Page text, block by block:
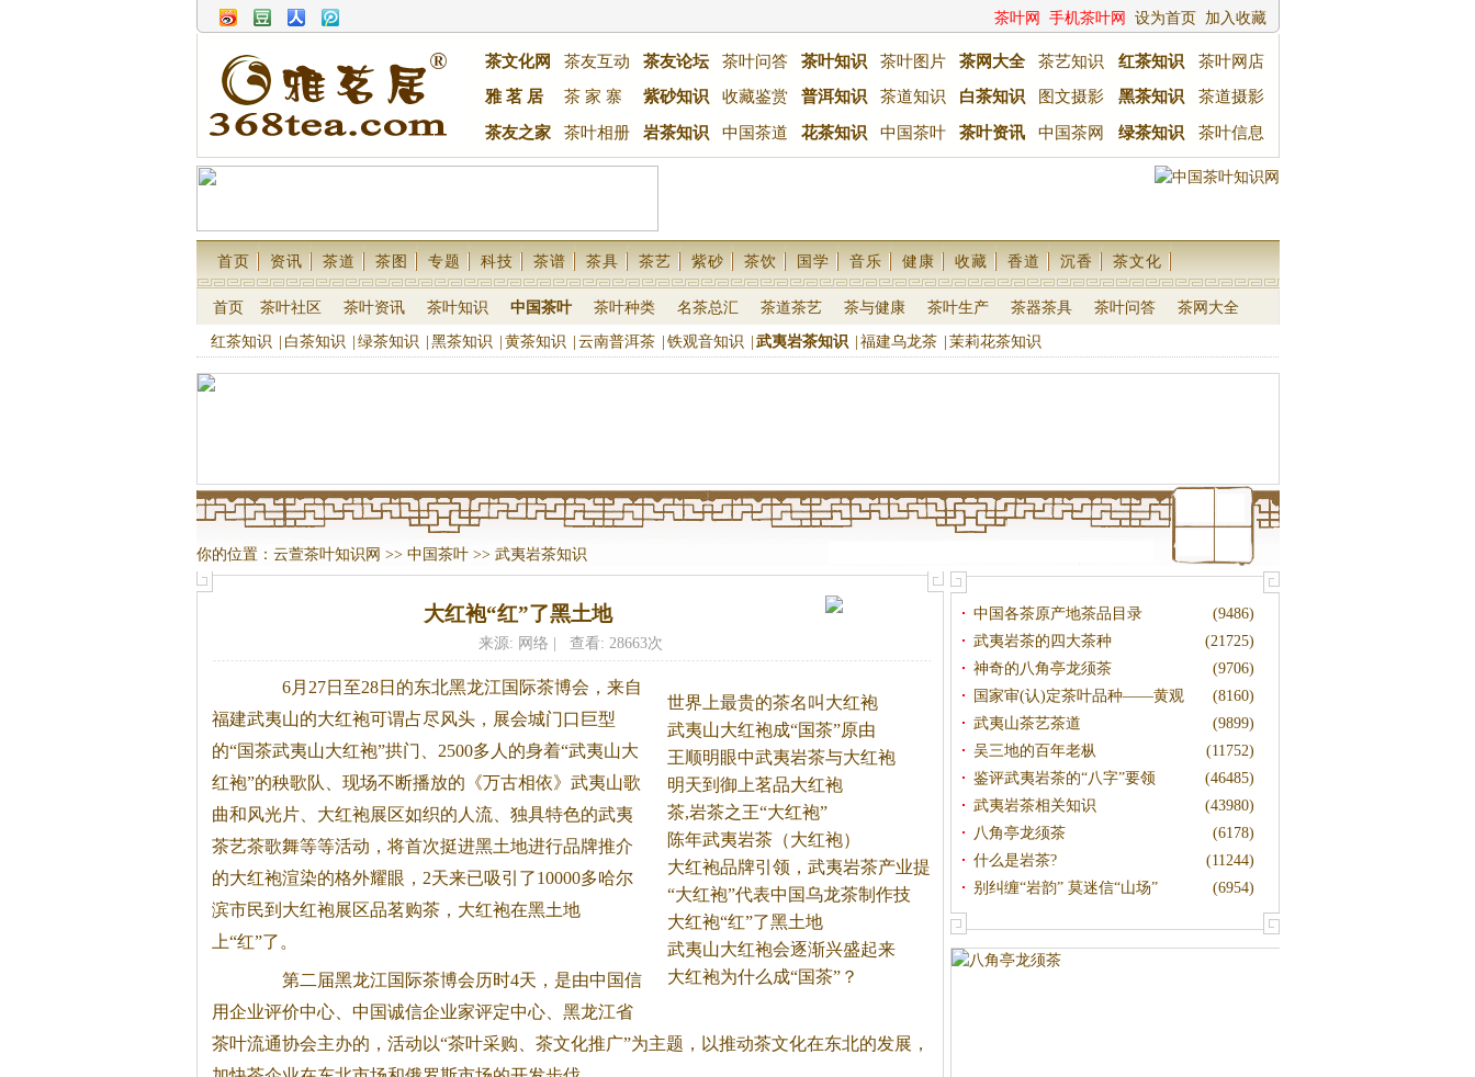
茶叶网 手机茶叶网 设为首页 加入收藏
茶文化网 茶友互动 茶友论坛 茶叶问答 茶叶知识 茶叶图片 茶网大全 茶艺知识 红茶知识
茶叶网店
雅 茗 居
茶 家 寨 紫砂知识 收藏鉴赏 普洱知识 茶道知识 白茶知识 图文摄影 黑茶知识 茶道摄影
茶友之家 茶叶相册 岩茶知识 中国茶道 花茶知识 中国茶叶 茶叶资讯 中国茶网 绿茶知识 茶叶信息
首页 资讯 茶道 茶图 专题 科技 茶谱 茶具 茶艺 紫砂 茶饮 国学 音乐 健康 收藏 香道 沉香 茶文化
首页 茶叶社区 茶叶资讯 茶叶知识 中国茶叶 茶叶种类 名茶总汇 茶道茶艺 茶与健康 茶叶生产 茶器茶具 茶叶问答 茶网大全
红茶知识 白茶知识 绿茶知识 黑茶知识 黄茶知识 云南普洱茶 铁观音知识 武夷岩茶知识 福建乌龙茶 茉莉花茶知识
你的位置： 云萱茶叶知识网 >> 中国茶叶>> 武夷岩茶知识
大红袍“红”了黑土地
来源: 网络 | 查看: 28663次
世界上最贵的茶名叫大红袍
武夷山大红袍成“国茶”原由
王顺明眼中武夷岩茶与大红袍
明天到御上茗品大红袍
茶,岩茶之王“大红袍”
陈年武夷岩茶（大红袍）
大红袍品牌引领，武夷岩茶产业提
升
“大红袍”代表中国乌龙茶制作技
大红袍“红”了黑土地
武夷山大红袍会逐渐兴盛起来
大红袍为什么成“国茶”？
6月27日至28日的东北黑龙江国际茶博会，来自
福建武夷山的大红袍可谓占尽风头，展会城门口巨型
的“国茶武夷山大红袍”拱门、2500多人的身着“武夷山大
红袍”的秧歌队、现场不断播放的《万古相依》武夷山歌
曲和风光片、大红袍展区如织的人流、独具特色的武夷
茶艺茶歌舞等等活动，将首次挺进黑土地进行品牌推介
的大红袍渲染的格外耀眼，2天来已吸引了10000多哈尔
滨市民到大红袍展区品茗购茶，大红袍在黑土地
上“红”了。
第二届黑龙江国际茶博会历时4天，是由中国信
用企业评价中心、中国诚信企业家评定中心、黑龙江省
茶叶流通协会主办的，活动以“茶叶采购、 茶文化推广”为主题，以推动茶文化在东北的发展，
(9486)
中国各茶原产地茶品目录
(21725)
武夷岩茶的四大茶种
(9706)
神奇的八角亭龙须茶
(8160)
国家审(认)定茶叶品种――黄观
音
(9899)
武夷山茶艺茶道
(11752)
吴三地的百年老枞
(46485)
鉴评武夷岩茶的“八字”要领
(43980)
武夷岩茶相关知识
(6178)
八角亭龙须茶
(11244)
什么是岩茶?
(6954)
别纠缠“岩韵” 莫迷信“山场”